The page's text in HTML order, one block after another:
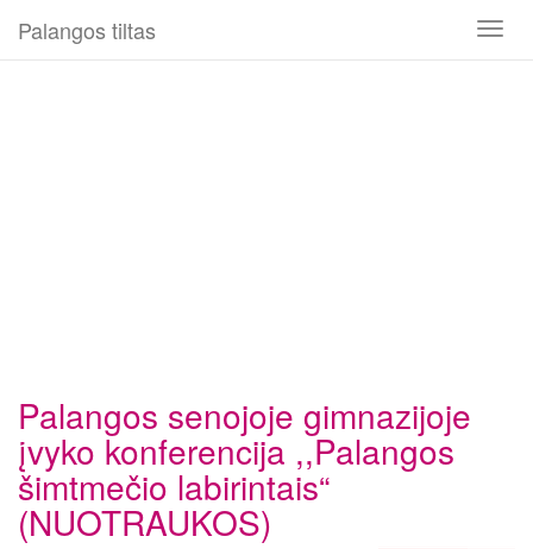
Toggle
Palangos tiltas
Palangos senojoje gimnazijoje
įvyko konferencija ,,Palangos
šimtmečio labirintais“
(NUOTRAUKOS)